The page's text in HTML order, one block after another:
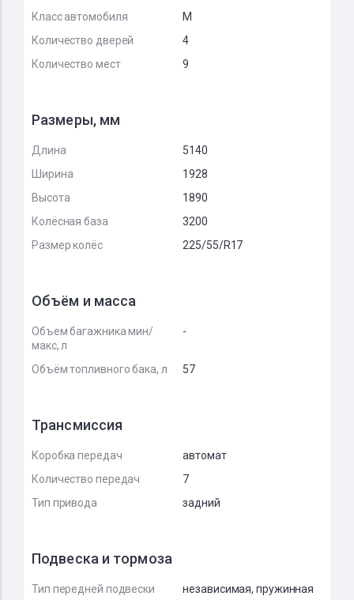
Класс автомобиля
M
Количество дверей
4
Количество мест
9
Размеры, мм
Длина
5140
Ширина
1928
Высота
1890
Колёсная база
3200
Размер колёс
225/55/R17
Объём и масса
Объем багажника мин/
макс, л
-
Объём топливного бака, л 57
Трансмиссия
Коробка передач
автомат
Количество передач
7
Тип привода
задний
Подвеска и тормоза
Тип передней подвески
независимая, пружинная